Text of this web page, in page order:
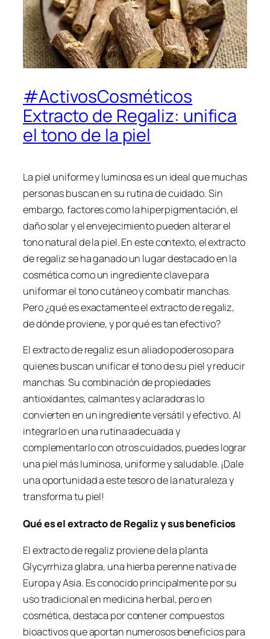
#ActivosCosméticos
Extracto de Regaliz: unifica
el tono de la piel
La piel uniforme y luminosa es un ideal que muchas
personas buscan en su rutina de cuidado. Sin
embargo, factores como la hiperpigmentación, el
daño solar y el envejecimiento pueden alterar el
tono natural de la piel. En este contexto, el extracto
de regaliz se ha ganado un lugar destacado en la
cosmética como un ingrediente clave para
uniformar el tono cutáneo y combatir manchas.
Pero ¿qué es exactamente el extracto de regaliz,
de dónde proviene, y por qué es tan efectivo?
El extracto de regaliz es un aliado poderoso para
quienes buscan unificar el tono de su piel y reducir
manchas. Su combinación de propiedades
antioxidantes, calmantes y aclaradoras lo
convierten en un ingrediente versátil y efectivo. Al
integrarlo en una rutina adecuada y
complementarlo con otros cuidados, puedes lograr
una piel más luminosa, uniforme y saludable. ¡Dale
una oportunidad a este tesoro de la naturaleza y
transforma tu piel!
Qué es el extracto de Regaliz y sus beneficios
El extracto de regaliz proviene de la planta
Glycyrrhiza glabra, una hierba perenne nativa de
Europa y Asia. Es conocido principalmente por su
uso tradicional en medicina herbal, pero en
cosmética, destaca por contener compuestos
bioactivos que aportan numerosos beneficios para